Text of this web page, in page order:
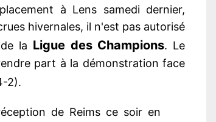
à Lens samedi dernier,
hivernales, il n'est pas autorisé
la Ligue des Champions. Le
part à la démonstration face
2).
de Reims ce soir en